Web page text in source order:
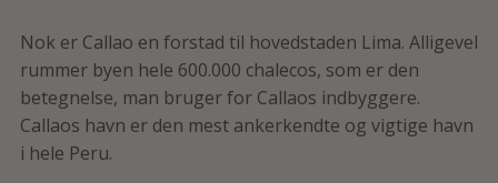
Nok er Callao en forstad til hovedstaden Lima. Alligevel
rummer byen hele 600.000 chalecos, som er den
betegnelse, man bruger for Callaos indbyggere.
Callaos havn er den mest ankerkendte og vigtige havn
i hele Peru.